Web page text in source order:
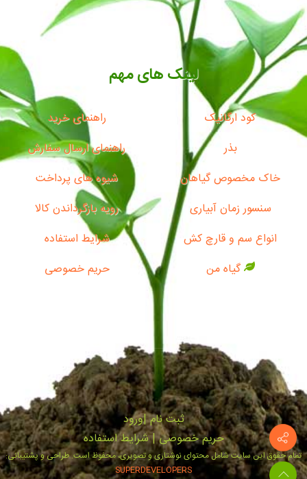
لینک های مهم
کود ارگانیک
بذر
خاک مخصوص گیاهان
سنسور زمان آبیاری
انواع سم و قارچ کش
گیاه من
راهنمای خرید
راهنمای ارسال سفارش
شیوه های پرداخت
رویه بازگرداندن کالا
شرایط استفاده
حریم خصوصی
ثبت‌ نام|ورود
حریم خصوصی|شرایط استفاده
تمام حقوق این سایت شامل محتوای نوشتاری و تصویری، محفوظ است. طراحی و پشتیبانی:
SUPERDEVELOPERS